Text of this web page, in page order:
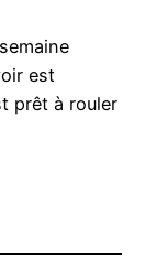
est
prêt à rouler